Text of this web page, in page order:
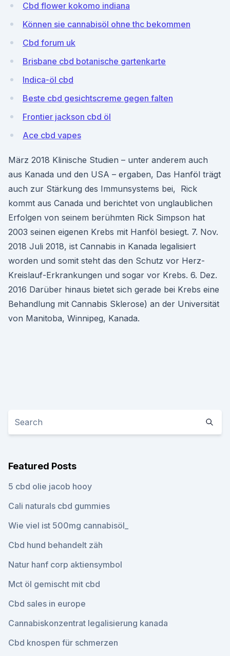
Cbd flower kokomo indiana
Können sie cannabisöl ohne thc bekommen
Cbd forum uk
Brisbane cbd botanische gartenkarte
Indica-öl cbd
Beste cbd gesichtscreme gegen falten
Frontier jackson cbd öl
Ace cbd vapes
März 2018 Klinische Studien – unter anderem auch
aus Kanada und den USA – ergaben, Das Hanföl trägt
auch zur Stärkung des Immunsystems bei, Rick
kommt aus Canada und berichtet von unglaublichen
Erfolgen von seinem berühmten Rick Simpson hat
2003 seinen eigenen Krebs mit Hanföl besiegt. 7. Nov.
2018 Juli 2018, ist Cannabis in Kanada legalisiert
worden und somit steht das den Schutz vor Herz-
Kreislauf-Erkrankungen und sogar vor Krebs. 6. Dez.
2016 Darüber hinaus bietet sich gerade bei Krebs eine
Behandlung mit Cannabis Sklerose) an der Universität
von Manitoba, Winnipeg, Kanada.
Featured Posts
5 cbd olie jacob hooy
Cali naturals cbd gummies
Wie viel ist 500mg cannabisöl_
Cbd hund behandelt zäh
Natur hanf corp aktiensymbol
Mct öl gemischt mit cbd
Cbd sales in europe
Cannabiskonzentrat legalisierung kanada
Cbd knospen für schmerzen